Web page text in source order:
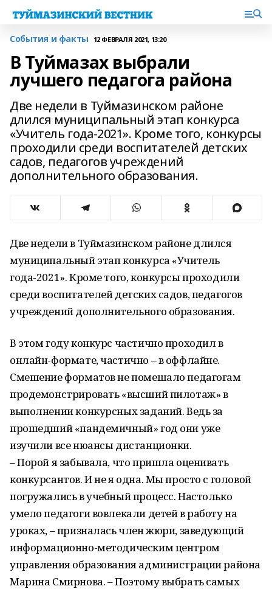
События и факты 12 ФЕВРАЛЯ 2021, 13:20
В Туймазах выбрали
лучшего педагога района
Две недели в Туймазинском районе
длился муниципальный этап конкурса
«Учитель года-2021». Кроме того, конкурсы
проходили среди воспитателей детских
садов, педагогов учреждений
дополнительного образования.
Две недели в Туймазинском районе длился
муниципальный этап конкурса «Учитель
года-2021». Кроме того, конкурсы проходили
среди воспитателей детских садов, педагогов
учреждений дополнительного образования.
В этом году конкурс частично проходил в
онлайн-формате, частично – в оффлайне.
Смешение форматов не помешало педагогам
продемонстрировать «высший пилотаж» в
выполнении конкурсных заданий. Ведь за
прошедший «пандемичный» год они уже
изучили все нюансы дистанционки.
– Порой я забывала, что пришла оценивать
конкурсантов. И не я одна. Мы просто с головой
погружались в учебный процесс. Настолько
умело педагоги вовлекали детей в работу на
уроках, – призналась член жюри, заведующий
информационно-методическим центром
управления образования администрации района
Марина Смирнова. – Поэтому выбрать самых